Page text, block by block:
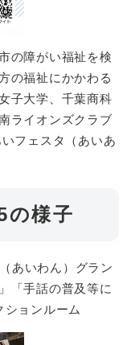
の障がい福祉を検
の福祉にかかわる
子大学、千葉商科
ライオンズクラブ
フェスタ（あいあ
様子
あいわん）グラン
「手話の普及等に
ョンルーム